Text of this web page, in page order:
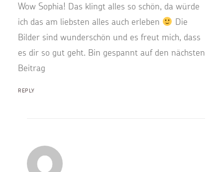
Wow Sophia! Das klingt alles so schön, da würde
ich das am liebsten alles auch erleben
Die
Bilder sind wunderschön und es freut mich, dass
es dir so gut geht. Bin gespannt auf den nächsten
Beitrag
REPLY